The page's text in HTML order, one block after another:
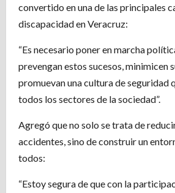
convertido en una de las principales
discapacidad en Veracruz:
“Es necesario poner en marcha
prevengan estos sucesos, minimicen
promuevan una cultura de seguridad
todos los sectores de la sociedad”.
Agregó que no solo se trata de
accidentes, sino de construir un
todos:
“Estoy segura de que con la